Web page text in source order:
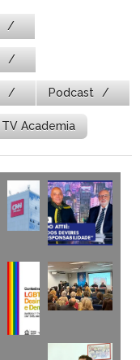
Podcast
TV Academia